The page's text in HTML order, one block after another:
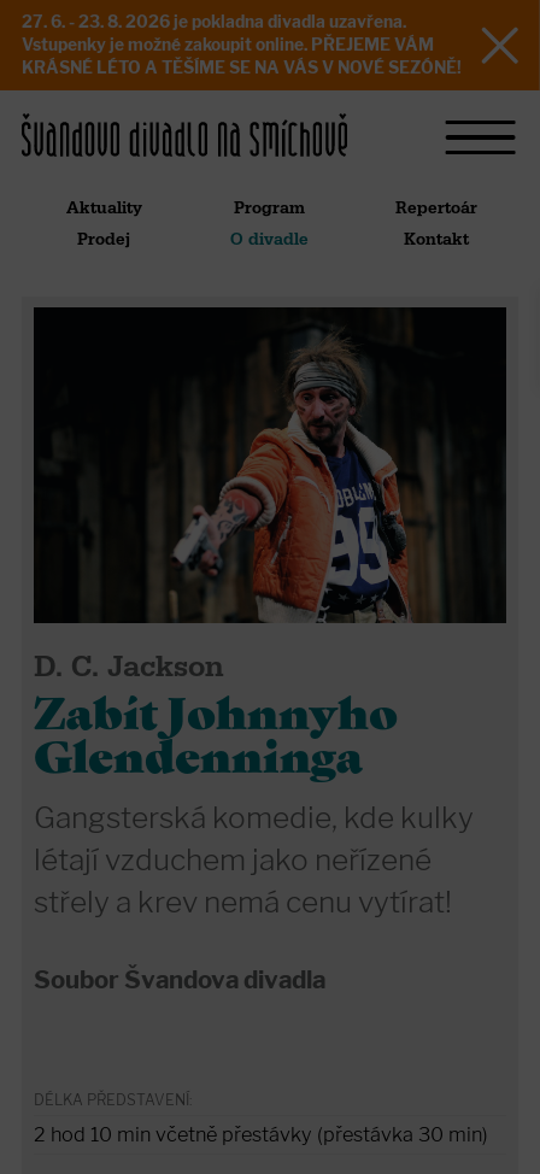
27. 6. - 23. 8. 2026 je pokladna divadla uzavřena.
Vstupenky je možné zakoupit online. PŘEJEME VÁM
KRÁSNÉ LÉTO A TĚŠÍME SE NA VÁS V NOVÉ SEZÓNĚ!
Aktuality Program
Repertoár
Prodej
O divadle Kontakt
D. C. Jackson
Zabít Johnnyho
Glendenninga
Gangsterská komedie, kde kulky
létají vzduchem jako neřízené
střely a krev nemá cenu vytírat!
Soubor Švandova divadla
DÉLKA PŘEDSTAVENÍ:
2 hod 10 min včetně přestávky (přestávka 30 min)